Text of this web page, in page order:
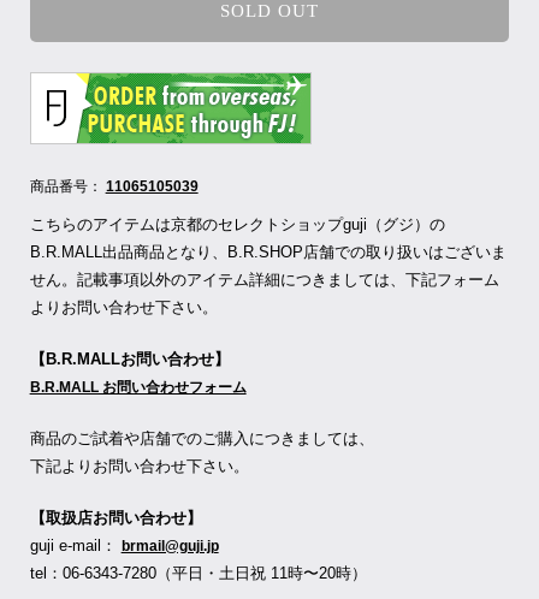
SOLD OUT
商品番号： 11065105039
こちらのアイテムは京都のセレクトショップguji（グジ）の
B.R.MALL出品商品となり、B.R.SHOP店舗での取り扱いはございま
せん。記載事項以外のアイテム詳細につきましては、下記フォーム
よりお問い合わせ下さい。
【B.R.MALLお問い合わせ】
B.R.MALL お問い合わせフォーム
商品のご試着や店舗でのご購入につきましては、
下記よりお問い合わせ下さい。
【取扱店お問い合わせ】
guji e-mail：
brmail@guji.jp
tel：06-6343-7280（平日・土日祝 11時〜20時）